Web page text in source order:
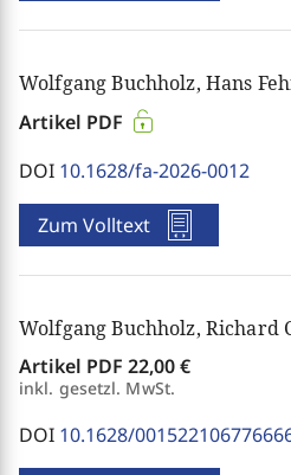
Wolfgang Buchholz, Hans
Artikel PDF
DOI 10.1628/fa-2026-0012
Zum Volltext
Wolfgang Buchholz, Richard
Artikel PDF 22,00 €
inkl. gesetzl. MwSt.
DOI 10.1628/